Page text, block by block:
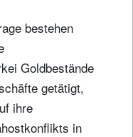
bestehen
Goldbestände
getätigt,
ihre
in